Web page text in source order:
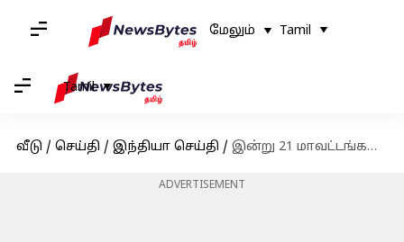
மேலும் Tamil
Tamil
வீடு / செய்தி / இந்தியா செய்தி / இன்று 21 மாவட்டங்களில் கனமழைக்கு வாய்ப்பு: சென்னை வானிலை ஆய்வு மையம் தகவல்
ADVERTISEMENT